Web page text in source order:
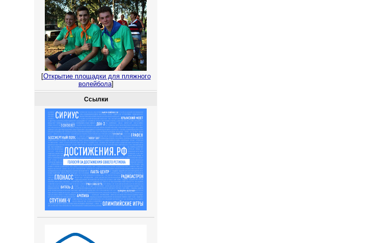
[Открытие площадки для пляжного
волейбола]
Ссылки